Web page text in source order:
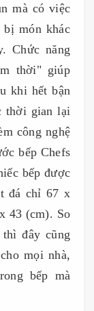
mà có việc
bị món khác
Chức năng
thời" giúp
khi hết bận
thời gian lại
công nghệ
bếp Chefs
bếp được
đá chỉ 67 x
43 (cm). So
đây cũng
mọi nhà,
bếp mà